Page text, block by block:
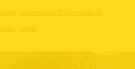
Universidad CEU Fernando III
Sevilla